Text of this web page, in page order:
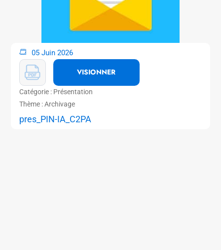
05 Juin 2026
VISIONNER
Catégorie : Présentation
Thème : Archivage
pres_PIN-IA_C2PA